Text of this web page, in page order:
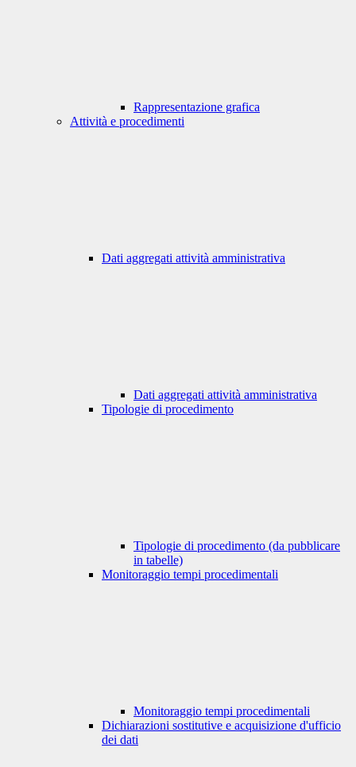
Rappresentazione grafica
Attività e procedimenti
Dati aggregati attività amministrativa
Dati aggregati attività amministrativa
Tipologie di procedimento
Tipologie di procedimento (da pubblicare
in tabelle)
Monitoraggio tempi procedimentali
Monitoraggio tempi procedimentali
Dichiarazioni sostitutive e acquisizione d'ufficio
dei dati